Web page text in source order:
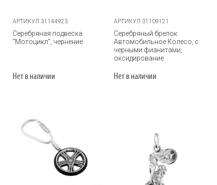
АРТИКУЛ 31144923
Серебряная подвеска
"Мотоцикл", чернение
Нет в наличии
АРТИКУЛ 31109121
Серебряный брелок
Автомобильное Колесо, с
черными фианитами,
оксидирование
Нет в наличии